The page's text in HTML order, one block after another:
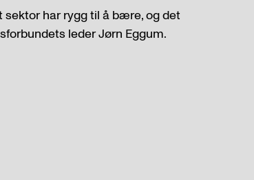
har rygg til å bære, og det
leder Jørn Eggum.